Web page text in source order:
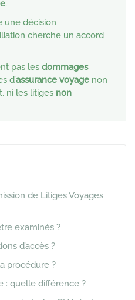
.
une décision
cherche un accord
pas les dommages
d’assurance voyage non
ni les litiges non
de Litiges Voyages
examinés ?
d’accès ?
procédure ?
: quelle différence ?